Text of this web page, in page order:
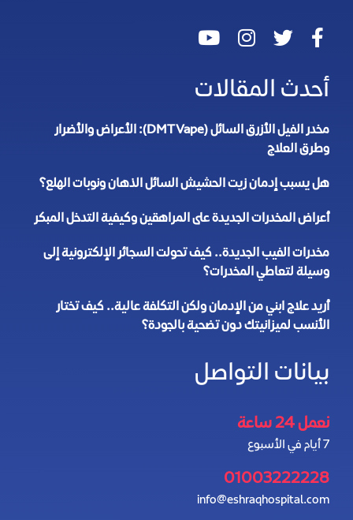
أحدث المقالات
مخدر الفيل الأزرق السائل (DMT Vape): الأعراض والأضرار
وطرق العلاج
هل يسبب إدمان زيت الحشيش السائل الذهان ونوبات الهلع؟
أعراض المخدرات الجديدة على المراهقين وكيفية التدخل المبكر
مخدرات الفيب الجديدة.. كيف تحولت السجائر الإلكترونية إلى
وسيلة لتعاطي المخدرات؟
أريد علاج ابني من الإدمان ولكن التكلفة عالية.. كيف تختار
الأنسب لميزانيتك دون تضحية بالجودة؟
بيانات التواصل
نعمل 24 ساعة
7 أيام في الأسبوع
01003222228
info@eshraqhospital.com